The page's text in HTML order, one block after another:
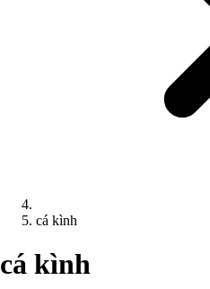
cá kình
cá kình